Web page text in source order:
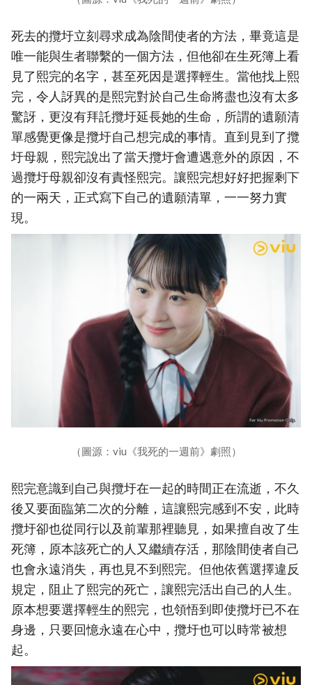
死去的攬圩立刻尋求成為陰間使者的方法，畢竟這是
唯一能與生者聯繫的一個方法，但他卻在生死簿上看
見了熙完的名字，甚至死因是選擇輕生。當他找上熙
完，令人訝異的是熙完對於自己生命將盡也沒有太多
驚訝，更沒有拜託攬圩延長她的生命，所謂的遺願清
單感覺更像是攬圩自己想完成的事情。直到見到了攬
圩母親，熙完說出了當天攬圩會遭遇意外的原因，不
過攬圩母親卻沒有責怪熙完。讓熙完想好好把握剩下
的一兩天，正式寫下自己的遺願清單，一一努力實
現。
（圖源：viu《我死的一週前》劇照）
熙完意識到自己與攬圩在一起的時間正在流逝，不久
後又要面臨第二次的分離，這讓熙完感到不安，此時
攬圩卻也從同行以及前輩那裡聽見，如果擅自改了生
死簿，原本該死亡的人又繼續存活，那陰間使者自己
也會永遠消失，再也見不到熙完。但他依舊選擇違反
規定，阻止了熙完的死亡，讓熙完活出自己的人生。
原本想要選擇輕生的熙完，也領悟到即使攬圩已不在
身邊，只要回憶永遠在心中，攬圩也可以時常被想
起。